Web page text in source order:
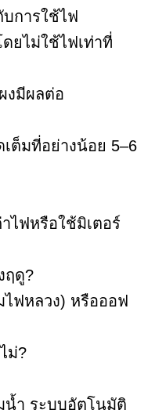
การใช้ไฟ
ยไม่ใช้ไฟเท่าที่
งมีผลต่อ
ต็มที่อย่างน้อย 5–6
ไฟหรือใช้มิเตอร์
ฤดู?
ฟหลวง) หรือออฟ
ม่?
น้ำ ระบบอัตโนมัติ